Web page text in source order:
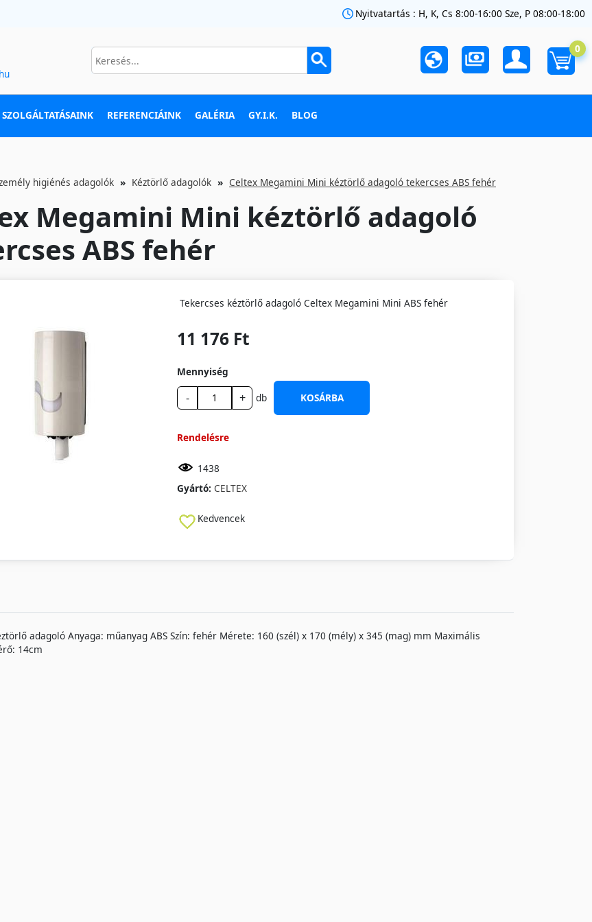
Nyitvatartás : H, K, Cs 8:00-16:00 Sze, P 08:00-18:00
0
SZOLGÁLTATÁSAINK REFERENCIÁINK GALÉRIA GY.I.K. BLOG
higiénés adagolók Kéztörlő adagolók Celtex Megamini Mini kéztörlő adagoló tekercses ABS fehér
Megamini Mini kéztörlő adagoló
ABS fehér
Tekercses kéztörlő adagoló Celtex Megamini Mini ABS fehér
11 176 Ft
Mennyiség
- + db KOSÁRBA
Rendelésre
1438
Gyártó: CELTEX
Kedvencek
adagoló Anyaga: műanyag ABS Szín: fehér Mérete: 160 (szél) x 170 (mély) x 345 (mag) mm Maximális
14cm